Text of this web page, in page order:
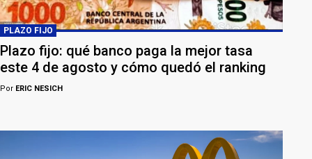
PLAZO FIJO
Plazo fijo: qué banco paga la mejor tasa
este 4 de agosto y cómo quedó el ranking
Por ERIC NESICH